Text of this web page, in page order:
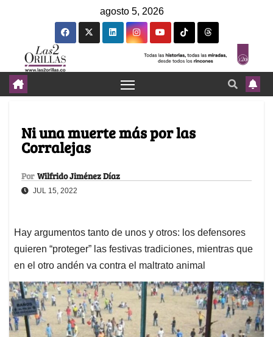
agosto 5, 2026
Ni una muerte más por las
Corralejas
Por Wilfrido Jiménez Díaz
JUL 15, 2022
Hay argumentos tanto de unos y otros: los defensores
quieren “proteger” las festivas tradiciones, mientras que
en el otro andén va contra el maltrato animal